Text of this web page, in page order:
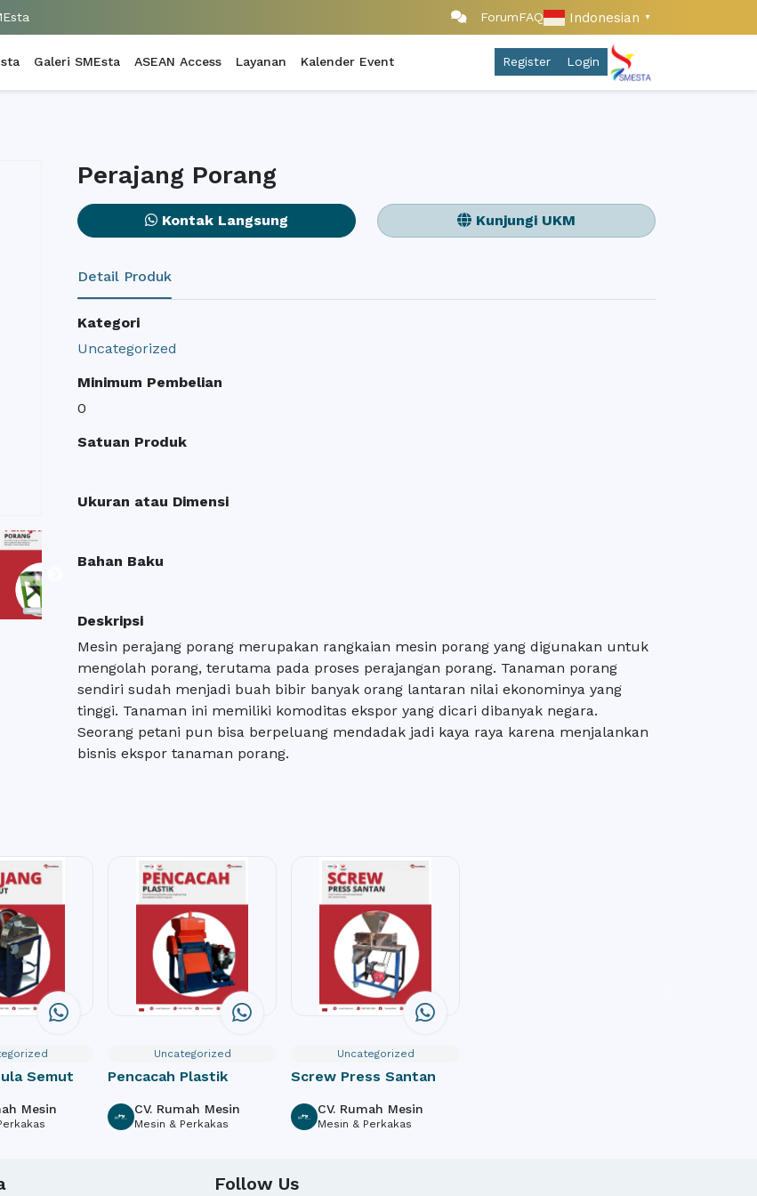
ForumFAQ Indonesian ▼
Galeri SMEsta ASEAN Access Layanan Kalender Event Register Login
Perajang Porang
Kontak Langsung Kunjungi UKM
Detail Produk
Kategori
Uncategorized
Minimum Pembelian
0
Satuan Produk
Ukuran atau Dimensi
Bahan Baku
Deskripsi
Mesin perajang porang merupakan rangkaian mesin porang yang digunakan untuk
mengolah porang, terutama pada proses perajangan porang. Tanaman porang
sendiri sudah menjadi buah bibir banyak orang lantaran nilai ekonominya yang
tinggi. Tanaman ini memiliki komoditas ekspor yang dicari dibanyak negara.
Seorang petani pun bisa berpeluang mendadak jadi kaya raya karena menjalankan
bisnis ekspor tanaman porang.
Semut
Mesin
Uncategorized
Pencacah Plastik
CV. Rumah Mesin
Mesin & Perkakas
Uncategorized
Screw Press Santan
CV. Rumah Mesin
Mesin & Perkakas
Follow Us